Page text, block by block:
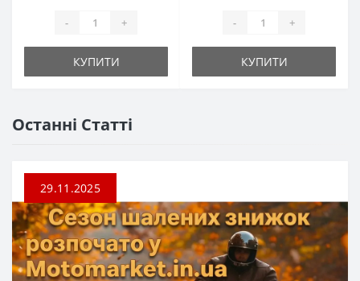
- +
КУПИТИ
- +
КУПИТИ
Останні Статті
29.11.2025